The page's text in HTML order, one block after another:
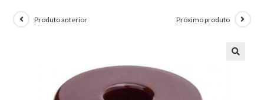
Produto anterior Próximo produto